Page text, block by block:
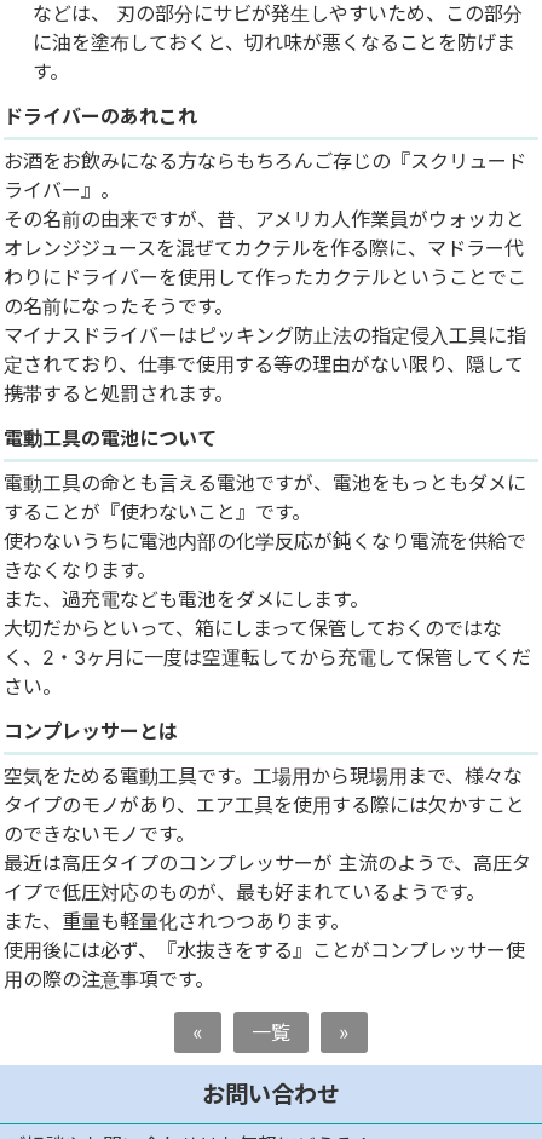
などは、 刃の部分にサビが発生しやすいため、この部分
に油を塗布しておくと、切れ味が悪くなることを防げま
す。
ドライバーのあれこれ
お酒をお飲みになる方ならもちろんご存じの『スクリュード
ライバー』。
その名前の由来ですが、昔、アメリカ人作業員がウォッカと
オレンジジュースを混ぜてカクテルを作る際に、マドラー代
わりにドライバーを使用して作ったカクテルということでこ
の名前になったそうです。
マイナスドライバーはピッキング防止法の指定侵入工具に指
定されており、仕事で使用する等の理由がない限り、隠して
携帯すると処罰されます。
電動工具の電池について
電動工具の命とも言える電池ですが、電池をもっともダメに
することが『使わないこと』です。
使わないうちに電池内部の化学反応が鈍くなり電流を供給で
きなくなります。
また、過充電なども電池をダメにします。
大切だからといって、箱にしまって保管しておくのではな
く、2・3ヶ月に一度は空運転してから充電して保管してくだ
さい。
コンプレッサーとは
空気をためる電動工具です。工場用から現場用まで、様々な
タイプのモノがあり、エア工具を使用する際には欠かすこと
のできないモノです。
最近は高圧タイプのコンプレッサーが 主流のようで、高圧タ
イプで低圧対応のものが、最も好まれているようです。
また、重量も軽量化されつつあります。
使用後には必ず、『水抜きをする』ことがコンプレッサー使
用の際の注意事項です。
« 一覧 »
お問い合わせ